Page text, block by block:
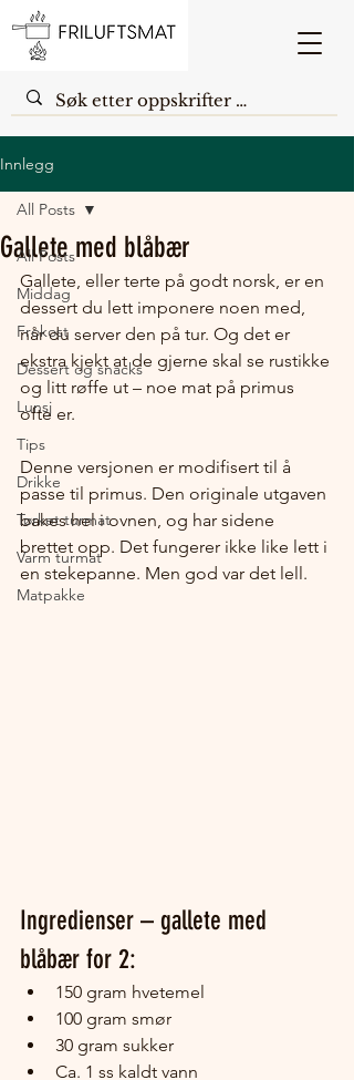
Innlegg
All Posts
Middag
Frokost
Dessert og snacks
Lunsj
Tips
Drikke
Tørket turmat
Varm turmat
Matpakke
All Posts
Gallete med blåbær
Gallete, eller terte på godt norsk, er en
dessert du lett imponere noen med,
når du server den på tur. Og det er
ekstra kjekt at de gjerne skal se rustikke
og litt røffe ut – noe mat på primus
ofte er.
Denne versjonen er modifisert til å
passe til primus. Den originale utgaven
bakes hel i ovnen, og har sidene
brettet opp. Det fungerer ikke like lett i
en stekepanne. Men god var det lell.
Ingredienser – gallete med
blåbær for 2:
150 gram hvetemel
100 gram smør
30 gram sukker
Ca. 1 ss kaldt vann